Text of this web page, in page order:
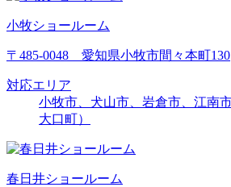
小牧ショールーム
〒485-0048 愛知県小牧市間々本町130
対応エリア
小牧市、犬山市、岩倉市、江南
大口町）
春日井ショールーム